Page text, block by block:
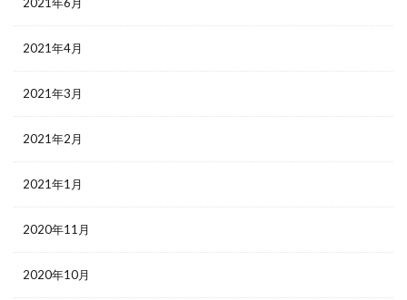
2021年4月
2021年3月
2021年2月
2021年1月
2020年11月
2020年10月